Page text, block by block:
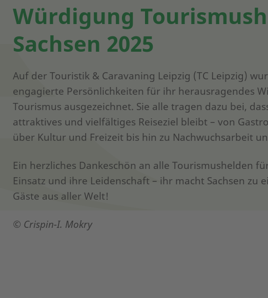
Würdigung
Sachsen 2025
Auf der Touristik & Caravaning Leipzig (TC Leipzig)
engagierte Persönlichkeiten für ihr herausragendes
Tourismus ausgezeichnet. Sie alle tragen dazu bei,
attraktives und vielfältiges Reiseziel bleibt – von
über Kultur und Freizeit bis hin zu Nachwuchsarbeit
Ein herzliches Dankeschön an alle Tourismushelden
Einsatz und ihre Leidenschaft – ihr macht Sachsen zu
Gäste aus aller Welt!
© Crispin-I. Mokry